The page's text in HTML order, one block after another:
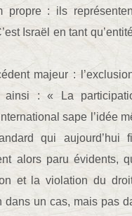
: ils
Israël en tant
majeur :
ainsi : « La
sape l’idée
qui
alors paru évidents,
et la violation du
un cas, mais pas